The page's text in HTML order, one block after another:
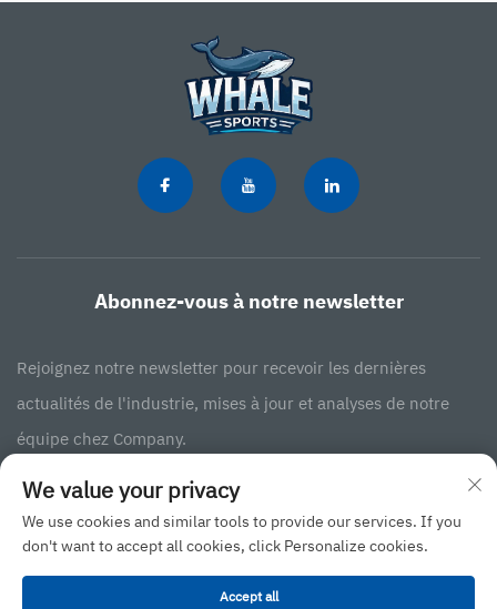
Abonnez-vous à notre newsletter
Rejoignez notre newsletter pour recevoir les dernières
actualités de l'industrie, mises à jour et analyses de notre
équipe chez Company.
S'abonner
Droit d'auteur © 2025 JINAN BINGXIN INTERNATIONAL BUSINESS CO., LTD
We value your privacy
We use cookies and similar tools to provide our services. If you
don't want to accept all cookies, click Personalize cookies.
Accept all